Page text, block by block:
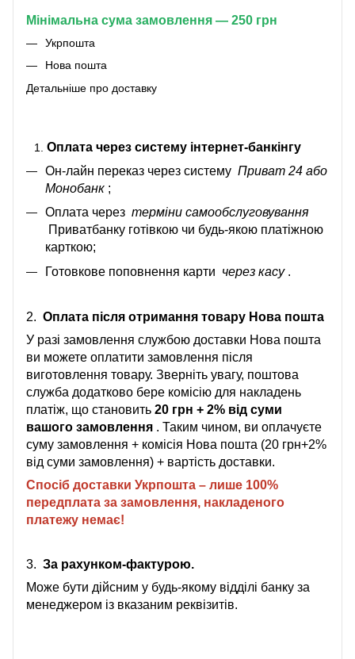
Мінімальна сума замовлення — 250 грн
Укрпошта
Нова пошта
Детальніше про доставку
Оплата через систему інтернет-банкінгу
Он-лайн переказ через систему Приват 24 або
Монобанк ;
Оплата через терміни самообслуговування
Приватбанку готівкою чи будь-якою платіжною
карткою;
Готовкове поповнення карти через касу.
2. Оплата після отримання товару Нова пошта
У разі замовлення службою доставки Нова пошта
ви можете оплатити замовлення після
виготовлення товару. Зверніть увагу, поштова
служба додатково бере комісію для накладень
платіж, що становить 20 грн + 2% від суми
вашого замовлення . Таким чином, ви оплачуєте
суму замовлення + комісія Нова пошта (20 грн+2%
від суми замовлення) + вартість доставки.
Спосіб доставки Укрпошта – лише 100%
передплата за замовлення, накладеного
платежу немає!
3. За рахунком-фактурою.
Може бути дійсним у будь-якому відділі банку за
менеджером із вказаним реквізитів.